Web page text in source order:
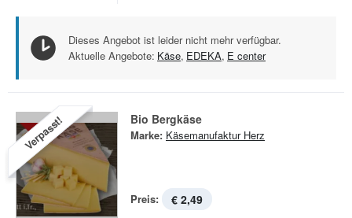
Dieses Angebot ist leider nicht mehr verfügbar.
Aktuelle Angebote: Käse, EDEKA, E center
Verpasst! Bio Bergkäse
Marke: Käsemanufaktur Herz
Preis: € 2,49